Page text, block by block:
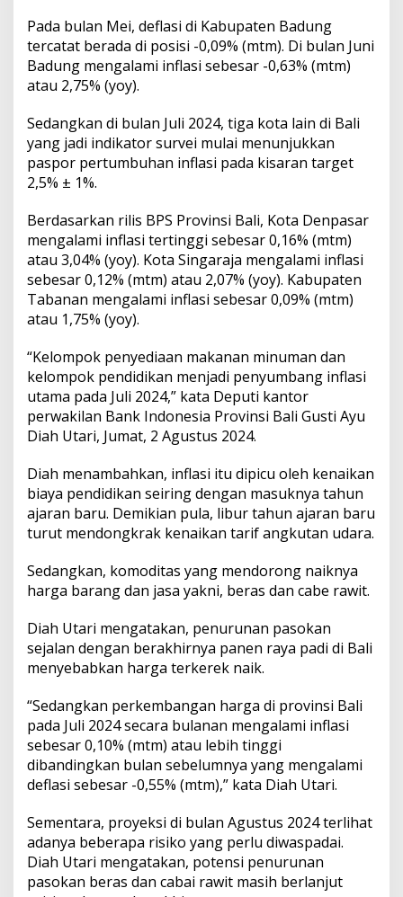
n
g
N
a
y
a
H
a
B
a
r
n
a
n
J
a
s
a
i
a
l
Pada bulan Mei, deflasi di Kabupaten Badung
tercatat berada di posisi -0,09% (mtm). Di bulan Juni
Badung mengalami inflasi sebesar -0,63% (mtm)
atau 2,75% (yoy).
Sedangkan di bulan Juli 2024, tiga kota lain di Bali
yang jadi indikator survei mulai menunjukkan
paspor pertumbuhan inflasi pada kisaran target
2,5% ± 1%.
Berdasarkan rilis BPS Provinsi Bali, Kota Denpasar
mengalami inflasi tertinggi sebesar 0,16% (mtm)
atau 3,04% (yoy). Kota Singaraja mengalami inflasi
sebesar 0,12% (mtm) atau 2,07% (yoy). Kabupaten
Tabanan mengalami inflasi sebesar 0,09% (mtm)
atau 1,75% (yoy).
“Kelompok penyediaan makanan minuman dan
kelompok pendidikan menjadi penyumbang inflasi
utama pada Juli 2024,” kata Deputi kantor
perwakilan Bank Indonesia Provinsi Bali Gusti Ayu
Diah Utari, Jumat, 2 Agustus 2024.
Diah menambahkan, inflasi itu dipicu oleh kenaikan
biaya pendidikan seiring dengan masuknya tahun
ajaran baru. Demikian pula, libur tahun ajaran baru
turut mendongkrak kenaikan tarif angkutan udara.
Sedangkan, komoditas yang mendorong naiknya
harga barang dan jasa yakni, beras dan cabe rawit.
Diah Utari mengatakan, penurunan pasokan
sejalan dengan berakhirnya panen raya padi di Bali
menyebabkan harga terkerek naik.
“Sedangkan perkembangan harga di provinsi Bali
pada Juli 2024 secara bulanan mengalami inflasi
sebesar 0,10% (mtm) atau lebih tinggi
dibandingkan bulan sebelumnya yang mengalami
deflasi sebesar -0,55% (mtm),” kata Diah Utari.
Sementara, proyeksi di bulan Agustus 2024 terlihat
adanya beberapa risiko yang perlu diwaspadai.
Diah Utari mengatakan, potensi penurunan
pasokan beras dan cabai rawit masih berlanjut